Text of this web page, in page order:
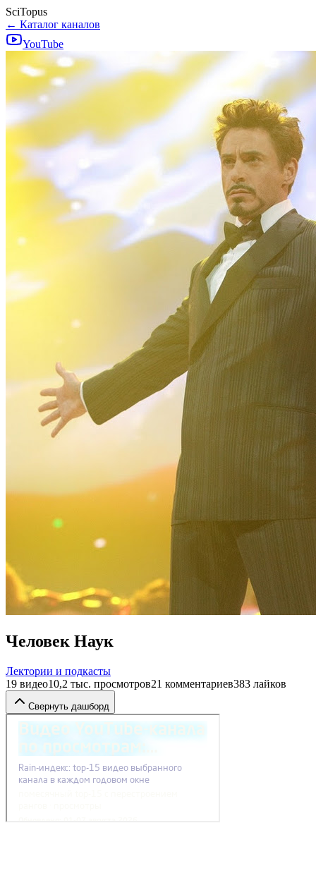
SciTopus
← Каталог каналов
YouTube
Человек Наук
Лектории и подкасты
19 видео10,2 тыс. просмотров21 комментариев383 лайков
Свернуть дашборд